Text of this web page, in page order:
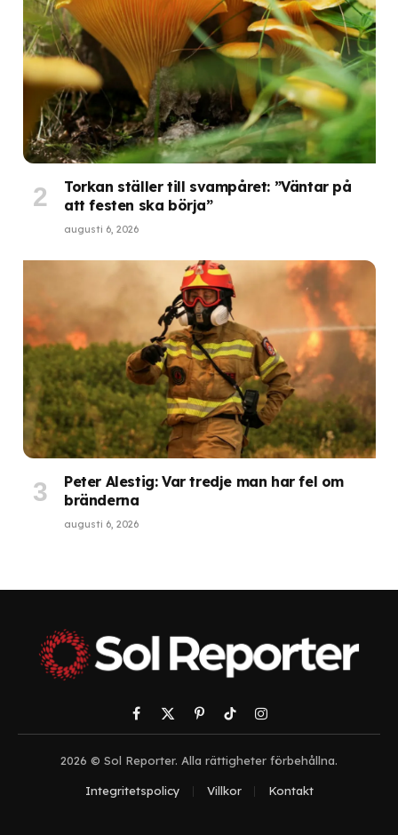
Torkan ställer till svampåret: ”Väntar på
att festen ska börja”
augusti 6, 2026
Peter Alestig: Var tredje man har fel om
bränderna
augusti 6, 2026
Facebook
X
PinterestTikTokInstagram
2026 © Sol Reporter. Alla rättigheter förbehållna.
Integritetspolicy Villkor Kontakt